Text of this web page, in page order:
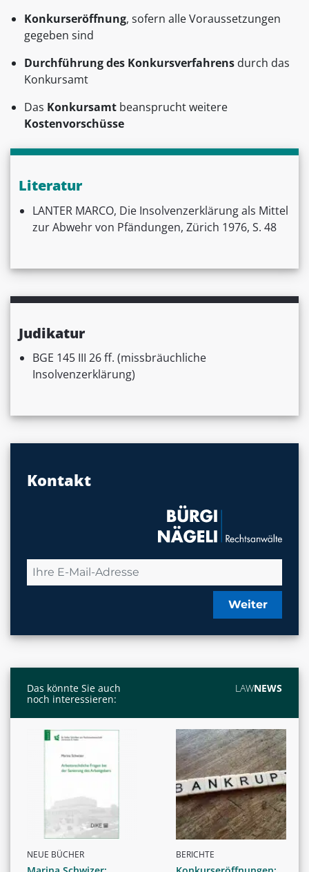
Konkurseröffnung, sofern alle Voraussetzungen
gegeben sind
Durchführung des Konkursverfahrens durch das
Konkursamt
Das Konkursamt beansprucht weitere
Kostenvorschüsse
Literatur
LANTER MARCO, Die Insolvenzerklärung als Mittel
zur Abwehr von Pfändungen, Zürich 1976, S. 48
Judikatur
BGE 145 III 26 ff. (missbräuchliche
Insolvenzerklärung)
Kontakt
Weiter
Das könnte Sie auch
noch interessieren:
LAWNEWS
NEUE BÜCHER BERICHTE